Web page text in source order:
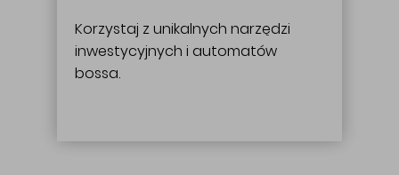
Korzystaj z unikalnych narzędzi
inwestycyjnych i automatów
bossa.